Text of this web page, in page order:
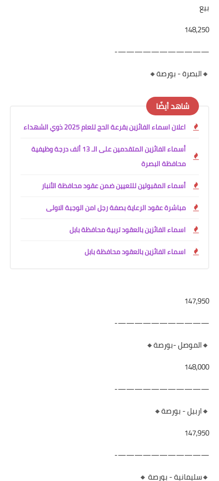
بيع
148,250
———————————-
🔸البصرة - بورصة🔸
شاهد أيضًا
اعلان اسماء الفائزين بقرعة الحج للعام 2025 ذوي الشهداء
أسماء الفائزين المتقدمين على الـ 13 ألف درجة وظيفية
محافظة البصرة
أسماء المقبولين للتعيين ضمن عقود محافظة الأنبار
مباشرة عقود الرعاية بصفة رجل امن الوجبة الاولى
اسماء الفائزين بالعقود تربية محافظة بابل
اسماء الفائزين بالعقود محافظة بابل
147,950
———————————-
🔸الموصل -بورصة🔸
148,000
———————————-
🔸اربيل - بورصة🔸
147,950
———————————-
🔸سليمانية - بورصة 🔸